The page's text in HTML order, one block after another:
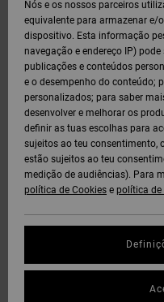
Nós e os nossos parceiros
equivalente para armazenar e/
dispositivo. Esta informação
navegação e endereço IP)
publicações e conteúdos
e o desempenho do conteúdo;
personalizados; para saber
desenvolver e melhorar os
definir as tuas escolhas para
sujeitos ao teu consentimento,
estão sujeitos ao teu
medição de audiências). Para
política de Cookies e política de